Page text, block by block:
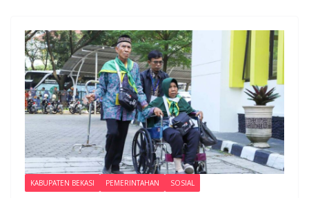
KABUPATEN BEKASI PEMERINTAHAN SOSIAL